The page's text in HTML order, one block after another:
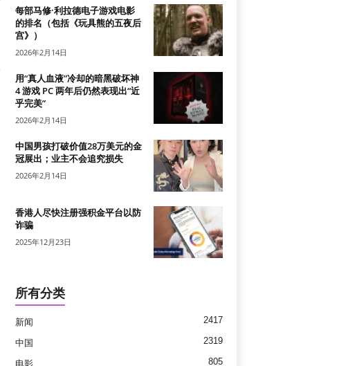
每部马修·利拉德电子游戏电影
的排名（包括《玩具熊的五夜后
宫》）
2026年2月14日
用“真人血液”冷却的暗黑破坏神
4 游戏 PC 两年后仍然表现出“近
乎完美”
2026年2月14日
中国男孩打破价值28万美元的金
冠展出；业主不会追究损失
2026年2月14日
香港人尽快注册强积金平台以防
诈骗
2025年12月23日
所有分类
新闻 2417
中国 2319
电影 805